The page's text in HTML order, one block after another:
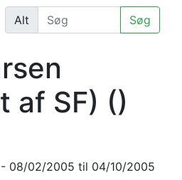
Alt Søg
af SF) ()
- 08/02/2005 til 04/10/2005